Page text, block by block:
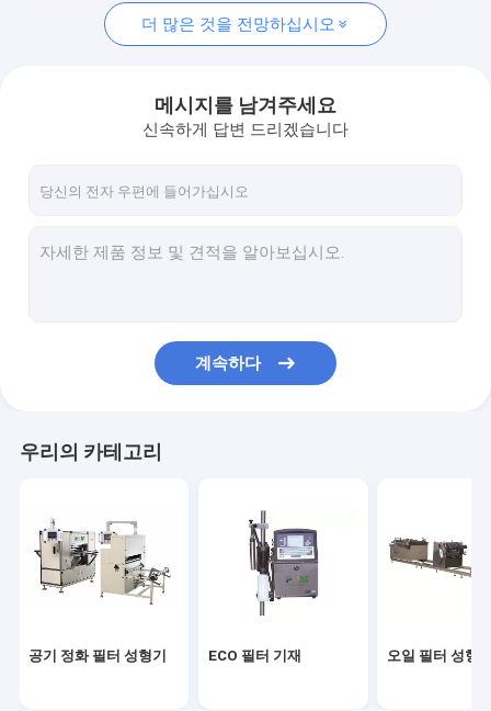
ECO 필터 기재
칼 주름기계
회전식 주름기계
헤파필터 논문
PU 공기 정화 필터
금속 섬유 필터
더 많은 것을 전망하십시오
메시지를 남겨주세요
신속하게 답변 드리겠습니다
계속하다
우리의 카테고리
공기 정화 필터 성형기 ECO 필터 기재 오일 필터 성형